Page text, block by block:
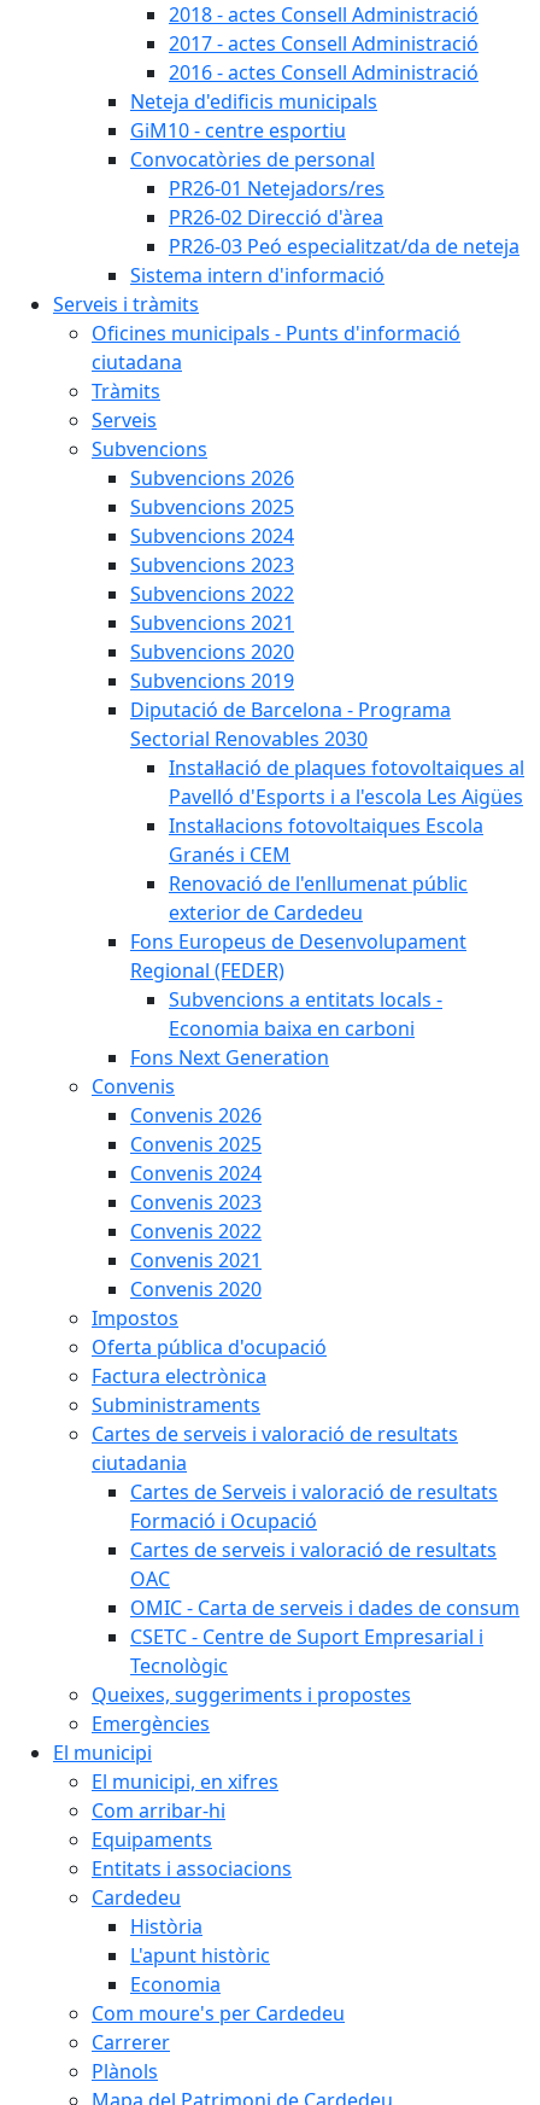
2018 - actes Consell Administració
2017 - actes Consell Administració
2016 - actes Consell Administració
Neteja d'edificis municipals
GiM10 - centre esportiu
Convocatòries de personal
PR26-01 Netejadors/res
PR26-02 Direcció d'àrea
PR26-03 Peó especialitzat/da de neteja
Sistema intern d'informació
Serveis i tràmits
Oficines municipals - Punts d'informació
ciutadana
Tràmits
Serveis
Subvencions
Subvencions 2026
Subvencions 2025
Subvencions 2024
Subvencions 2023
Subvencions 2022
Subvencions 2021
Subvencions 2020
Subvencions 2019
Diputació de Barcelona - Programa
Sectorial Renovables 2030
Instal·lació de plaques fotovoltaiques al
Pavelló d'Esports i a l'escola Les Aigües
Instal·lacions fotovoltaiques Escola
Granés i CEM
Renovació de l'enllumenat públic
exterior de Cardedeu
Fons Europeus de Desenvolupament
Regional (FEDER)
Subvencions a entitats locals -
Economia baixa en carboni
Fons Next Generation
Convenis
Convenis 2026
Convenis 2025
Convenis 2024
Convenis 2023
Convenis 2022
Convenis 2021
Convenis 2020
Impostos
Oferta pública d'ocupació
Factura electrònica
Subministraments
Cartes de serveis i valoració de resultats
ciutadania
Cartes de Serveis i valoració de resultats
Formació i Ocupació
Cartes de serveis i valoració de resultats
OAC
OMIC - Carta de serveis i dades de consum
CSETC - Centre de Suport Empresarial i
Tecnològic
Queixes, suggeriments i propostes
Emergències
El municipi
El municipi, en xifres
Com arribar-hi
Equipaments
Entitats i associacions
Cardedeu
Història
L'apunt històric
Economia
Com moure's per Cardedeu
Carrerer
Plànols